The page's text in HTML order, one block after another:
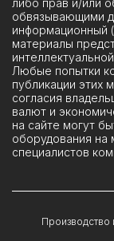
либо прав и/или
обвязывающими
информационный
материалы
Любые попытки
публикации этих
согласия
валют и
на сайте могут
оборудования на
специалистов
Производство